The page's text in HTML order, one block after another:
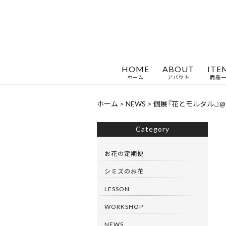
HOME
ホーム
ABOUT
アバウト 商品
ホーム > NEWS > 個展『花とモルタル.
Category
お花の定期便
シミズのお花
LESSON
WORKSHOP
NEWS